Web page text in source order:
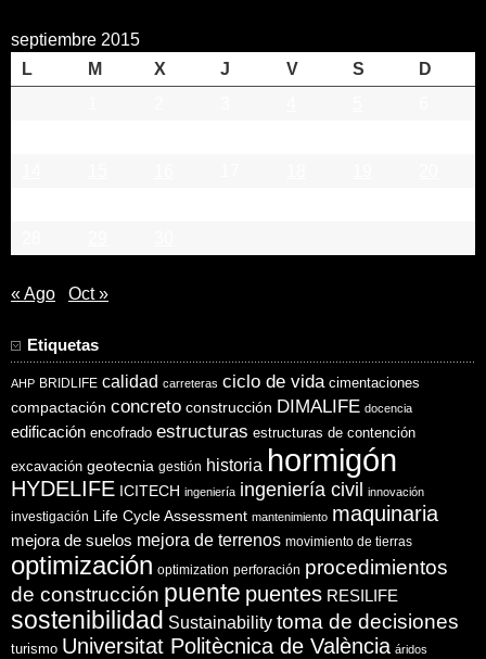
septiembre 2015
L
M X J V S
D
« Ago Oct »
Etiquetas
AHP BRIDLIFE calidad carreteras ciclo de vida cimentaciones
compactación concreto construcción DIMALIFE docencia
edificación encofrado estructuras estructuras de contención
excavación geotecnia gestión historia hormigón
HYDELIFE ICITECH ingeniería ingeniería civil innovación
investigación Life Cycle Assessment mantenimiento maquinaria
mejora de suelos mejora de terrenos movimiento de tierras
optimización optimization perforación procedimientos
de construcción puente puentes RESILIFE
sostenibilidad Sustainability toma de decisiones
turismo Universitat Politècnica de València áridos